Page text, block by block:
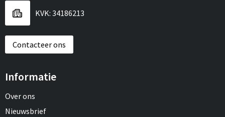
KVK: 34186213
Contacteer ons
Informatie
Over ons
Nieuwsbrief